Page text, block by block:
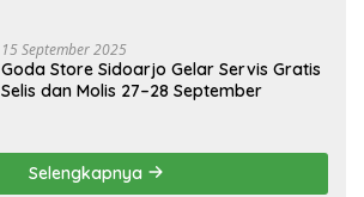
15 September 2025
Goda Store Sidoarjo Gelar Servis Gratis
Selis dan Molis 27–28 September
Selengkapnya